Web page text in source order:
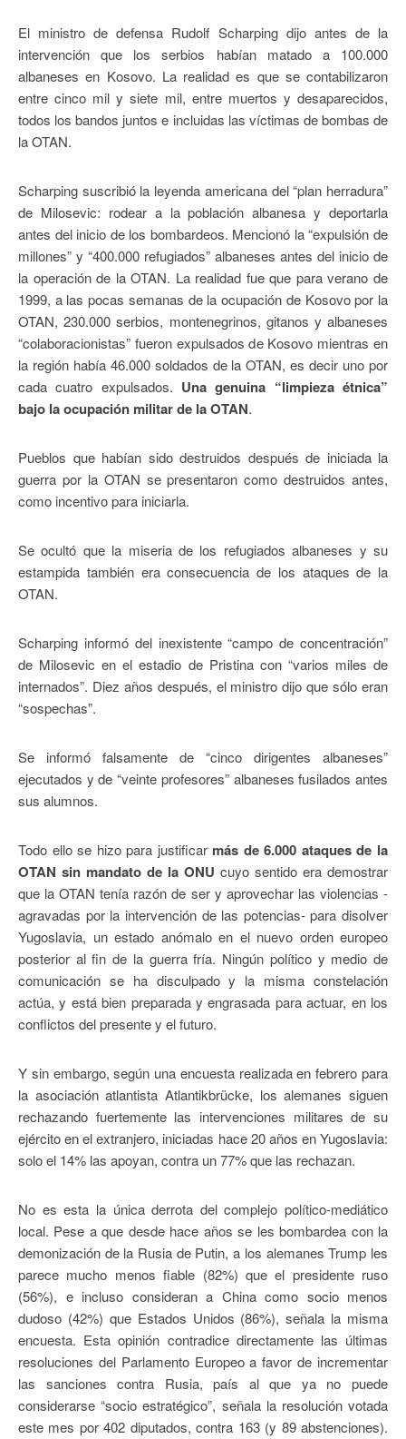
El ministro de defensa Rudolf Scharping dijo antes de la
intervención que los serbios habían matado a 100.000
albaneses en Kosovo. La realidad es que se contabilizaron
entre cinco mil y siete mil, entre muertos y desaparecidos,
todos los bandos juntos e incluidas las víctimas de bombas de
la OTAN.
Scharping suscribió la leyenda americana del “plan herradura”
de Milosevic: rodear a la población albanesa y deportarla
antes del inicio de los bombardeos. Mencionó la “expulsión de
millones” y “400.000 refugiados” albaneses antes del inicio de
la operación de la OTAN. La realidad fue que para verano de
1999, a las pocas semanas de la ocupación de Kosovo por la
OTAN, 230.000 serbios, montenegrinos, gitanos y albaneses
“colaboracionistas” fueron expulsados de Kosovo mientras en
la región había 46.000 soldados de la OTAN, es decir uno por
cada cuatro expulsados. Una genuina “limpieza étnica”
bajo la ocupación militar de la OTAN.
Pueblos que habían sido destruidos después de iniciada la
guerra por la OTAN se presentaron como destruidos antes,
como incentivo para iniciarla.
Se ocultó que la miseria de los refugiados albaneses y su
estampida también era consecuencia de los ataques de la
OTAN.
Scharping informó del inexistente “campo de concentración”
de Milosevic en el estadio de Pristina con “varios miles de
internados”. Diez años después, el ministro dijo que sólo eran
“sospechas”.
Se informó falsamente de “cinco dirigentes albaneses”
ejecutados y de “veinte profesores” albaneses fusilados antes
sus alumnos.
Todo ello se hizo para justificar más de 6.000 ataques de la
OTAN sin mandato de la ONU cuyo sentido era demostrar
que la OTAN tenía razón de ser y aprovechar las violencias -
agravadas por la intervención de las potencias- para disolver
Yugoslavia, un estado anómalo en el nuevo orden europeo
posterior al fin de la guerra fría. Ningún político y medio de
comunicación se ha disculpado y la misma constelación
actúa, y está bien preparada y engrasada para actuar, en los
conflictos del presente y el futuro.
Y sin embargo, según una encuesta realizada en febrero para
la asociación atlantista Atlantikbrücke, los alemanes siguen
rechazando fuertemente las intervenciones militares de su
ejército en el extranjero, iniciadas hace 20 años en Yugoslavia:
solo el 14% las apoyan, contra un 77% que las rechazan.
No es esta la única derrota del complejo político-mediático
local. Pese a que desde hace años se les bombardea con la
demonización de la Rusia de Putin, a los alemanes Trump les
parece mucho menos fiable (82%) que el presidente ruso
(56%), e incluso consideran a China como socio menos
dudoso (42%) que Estados Unidos (86%), señala la misma
encuesta. Esta opinión contradice directamente las últimas
resoluciones del Parlamento Europeo a favor de incrementar
las sanciones contra Rusia, país al que ya no puede
considerarse “socio estratégico”, señala la resolución votada
este mes por 402 diputados, contra 163 (y 89 abstenciones).